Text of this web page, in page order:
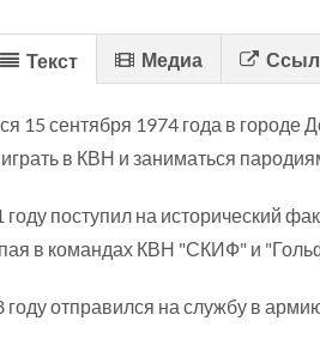
Текст Медиа
15 сентября 1974 года в
в КВН и заниматься
поступил на исторический
в командах КВН "СКИФ" и
году отправился на службу в